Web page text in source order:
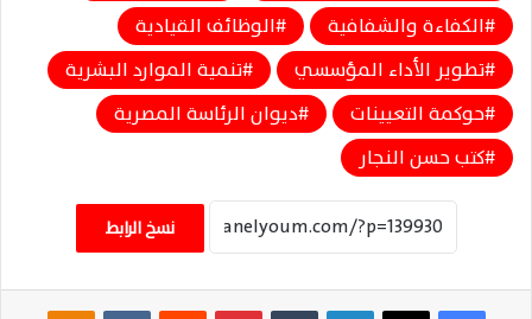
الكفاءة والشفافية
الوظائف القيادية
تطوير الأداء المؤسسي
تنمية الموارد البشرية
حوكمة التعيينات
ديوان الرئاسة المصرية
كتب حسن النجار
نسخ الرابط
فيسبوك ‫X لينكدإن بينتيريست ‏VKontakte